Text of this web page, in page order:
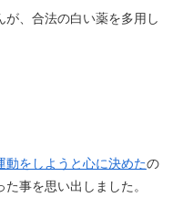
、合法の白い薬を多用し
動をしようと心に決めたの
事を思い出しました。